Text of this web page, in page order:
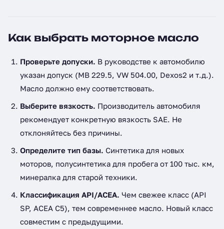
Как выбрать моторное масло
Проверьте допуски. В руководстве к автомобилю
указан допуск (MB 229.5, VW 504.00, Dexos2 и т.д.).
Масло должно ему соответствовать.
Выберите вязкость. Производитель автомобиля
рекомендует конкретную вязкость SAE. Не
отклоняйтесь без причины.
Определите тип базы. Синтетика для новых
моторов, полусинтетика для пробега от 100 тыс. км,
минералка для старой техники.
Классификация API/ACEA. Чем свежее класс (API
SP, ACEA C5), тем современнее масло. Новый класс
совместим с предыдущими.